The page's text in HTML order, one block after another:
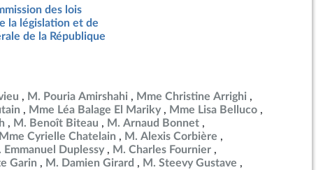
des lois
la législation et de
de la République
M. Pouria Amirshahi
Mme Christine Arrighi
Mme Léa Balage El Mariky
Mme Lisa Belluco
M. Benoît Biteau
M. Arnaud Bonnet
Mme Cyrielle Chatelain
M. Alexis Corbière
Emmanuel Duplessy
M. Charles Fournier
Garin
M. Damien Girard
M. Steevy Gustave